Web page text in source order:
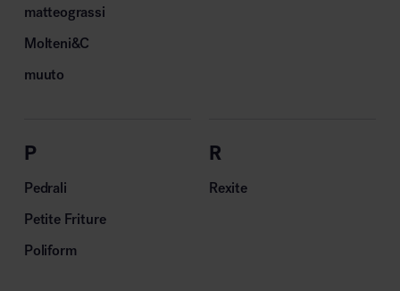
matteograssi
Molteni&C
muuto
P
Pedrali
Petite Friture
Poliform
R
Rexite